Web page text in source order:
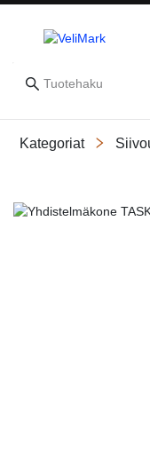
Kategoriat
Slide 1 of 1